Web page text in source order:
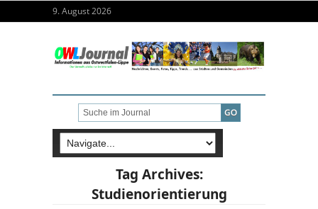
9. August 2026
Tag Archives:
Studienorientierung